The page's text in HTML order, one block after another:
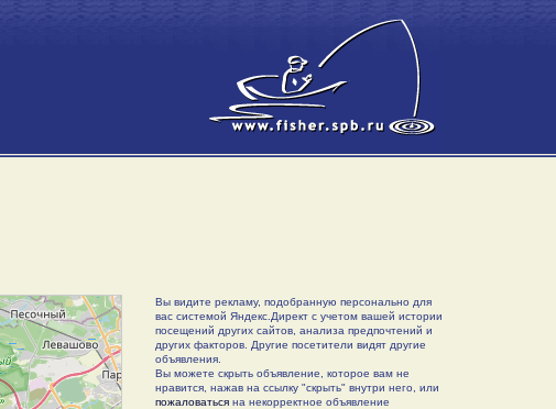
Вы видите рекламу, подобранную персонально для
вас системой Яндекс.Директ с учетом вашей истории
посещений других сайтов, анализа предпочтений и
других факторов. Другие посетители видят другие
объявления.
Вы можете скрыть объявление, которое вам не
нравится, нажав на ссылку "скрыть" внутри него, или
пожаловатьсяна некорректное объявление